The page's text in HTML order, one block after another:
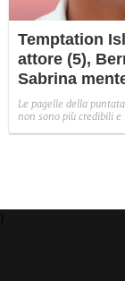
Temptation
attore (5),
Sabrina
Le pagelle della
non sono più credibili